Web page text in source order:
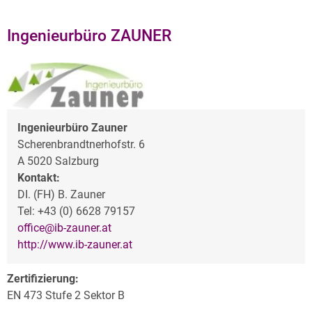
Ingenieurbüro ZAUNER
Ingenieurbüro Zauner
Scherenbrandtnerhofstr. 6
A 5020 Salzburg
Kontakt:
DI. (FH) B. Zauner
Tel: +43 (0) 6628 79157
office@ib-zauner.at
http://www.ib-zauner.at
Zertifizierung:
EN 473 Stufe 2 Sektor B